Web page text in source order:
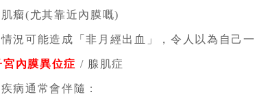
(尤其靠近內膜嘅)
可能造成「非月經出血」，令人以為自己一
宮內膜異位症 / 腺肌症
通常會伴隨：